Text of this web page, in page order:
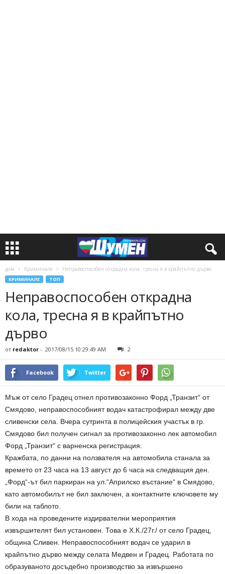
дом Криминале Неправоспособен открадна кола, тресна я в крайпътно дърво
КРИМИНАЛЕ ТОП
Неправоспособен открадна
кола, тресна я в крайпътно
дърво
от redaktor - 2017/08/15 10:29:49 AM 2
Facebook Twitter
Мъж от село Градец отнел противозаконно Форд „Транзит“ от
Смядово, неправоспособният водач катастрофирал между две
сливенски села. Вчера сутринта в полицейския участък в гр.
Смядово бил получен сигнал за противозаконно лек автомобил
Форд „Транзит“ с варненска регистрация.
Кражбата, по данни на ползвателя на автомобила станала за
времето от 23 часа на 13 август до 6 часа на следващия ден.
„Форд“-ът бил паркиран на ул.“Априлско въстание“ в Смядово,
като автомобилът не бил заключен, а контактните ключовете му
били на таблото.
В хода на проведените издирвателни мероприятия
извършителят бил установен. Това е Х.К./27г./ от село Градец,
община Сливен. Неправоспособният водач се ударил в
крайпътно дърво между селата Медвен и Градец. Работата по
образуваното досъдебно производство за извършено